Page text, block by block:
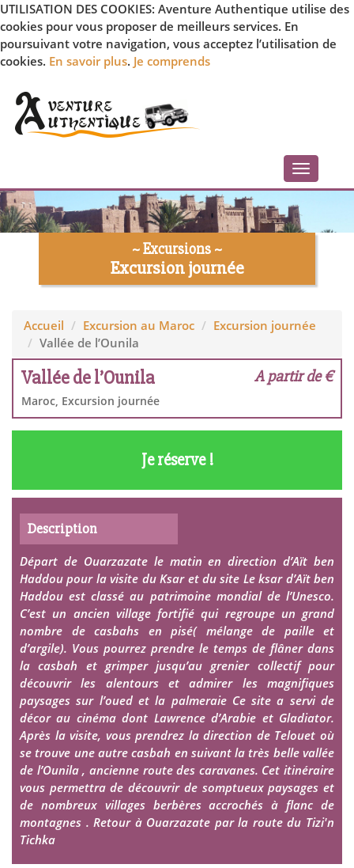
UTILISATION DES COOKIES: Aventure Authentique utilise des
cookies pour vous proposer de meilleurs services. En
poursuivant votre navigation, vous acceptez l’utilisation de
cookies. En savoir plus. Je comprends
Toggle
~ Excursions ~
Excursion journée
Accueil Excursion au Maroc
Excursion journée
Vallée de l’Ounila
Vallée de l’Ounila A partir de €
Maroc, Excursion journée
Je réserve !
Description
Départ de Ouarzazate le matin en direction d’Aït ben
Haddou pour la visite du Ksar et du site Le ksar d’Aït ben
Haddou est classé au patrimoine mondial de l’Unesco.
C’est un ancien village fortifié qui regroupe un grand
nombre de casbahs en pisé( mélange de paille et
d’argile). Vous pourrez prendre le temps de flâner dans
la casbah et grimper jusqu’au grenier collectif pour
découvrir les alentours et admirer les magnifiques
paysages sur l’oued et la palmeraie Ce site a servi de
décor au cinéma dont Lawrence d’Arabie et Gladiator.
Après la visite, vous prendrez la direction de Telouet où
se trouve une autre casbah en suivant la très belle vallée
de l’Ounila , ancienne route des caravanes. Cet itinéraire
vous permettra de découvrir de somptueux paysages et
de nombreux villages berbères accrochés à flanc de
montagnes . Retour à Ouarzazate par la route du Tizi'n
Tichka